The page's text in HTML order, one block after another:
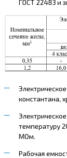
ГОСТ 22483 и
константана,
температуру
МОм.
Рабочая